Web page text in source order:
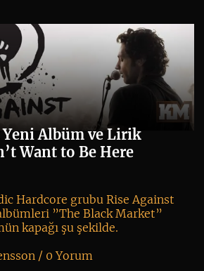
Yeni Albüm ve Lirik
Want to Be Here
Hardcore grubu Rise Against
”The Black Market”
kapağı şu şekilde.
/ 0 Yorum